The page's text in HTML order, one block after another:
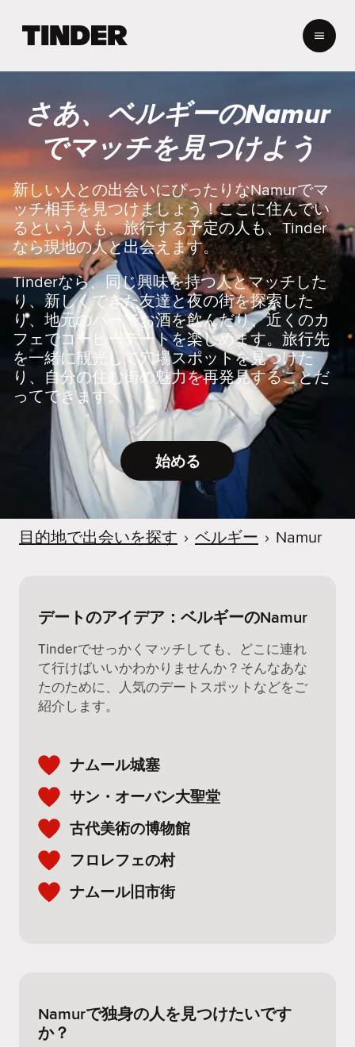
e
r
ー
ペ
ー
ジ
さあ、ベルギーのNamur
でマッチを見つけよう
新しい人との出会いにぴったりなNamurでマ
ッチ相手を見つけましょう！ここに住んでい
るという人も、旅行する予定の人も、Tinder
なら現地の人と出会えます。
Tinderなら、同じ興味を持つ人とマッチした
り、新しくできた友達と夜の街を探索した
り、地元のバーでお酒を飲んだり、近くのカ
フェでコーヒーデートを楽しめます。旅行先
を一緒に観光して穴場スポットを見つけた
り、自分の住む街の魅力を再発見することだ
ってできます。
始める
目的地で出会いを探す › ベルギー › Namur
デートのアイデア：ベルギーのNamur
Tinderでせっかくマッチしても、どこに連れ
て行けばいいかわかりませんか？そんなあな
たのために、人気のデートスポットなどをご
紹介します。
ナムール城塞
サン・オーバン大聖堂
古代美術の博物館
フロレフェの村
ナムール旧市街
Namurで独身の人を見つけたいです
か？